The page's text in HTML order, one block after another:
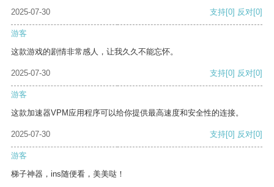
2025-07-30
支持[0] 反对[0]
游客
这款游戏的剧情非常感人，让我久久不能忘怀。
2025-07-30 支持[0] 反对[0]
游客
这款加速器VPM应用程序可以给你提供最高速度和安全性的连接。
2025-07-30 支持[0] 反对[0]
游客
梯子神器，ins随便看，美美哒！